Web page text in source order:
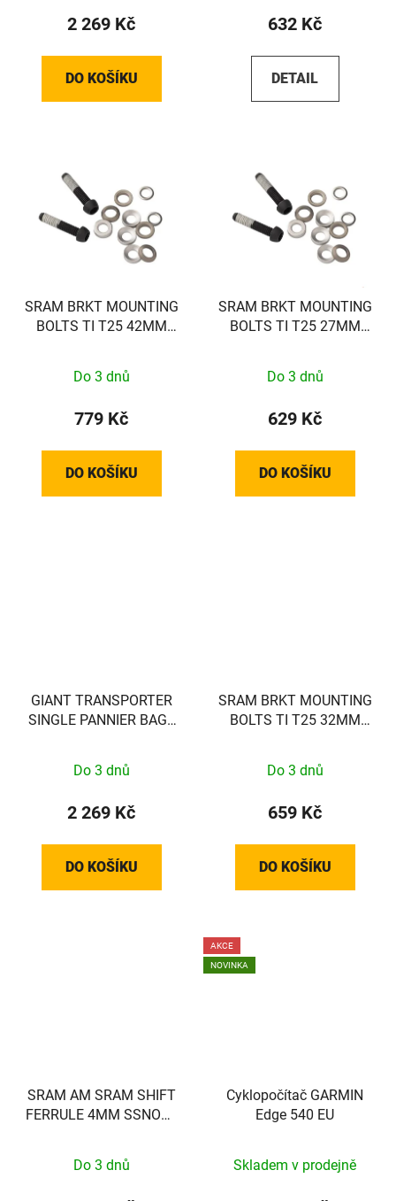
2 269 Kč
DO KOŠÍKU
632 Kč
DETAIL
SRAM BRKT MOUNTING
BOLTS TI T25 42MM
Do 3 dnů
779 Kč
DO KOŠÍKU
SRAM BRKT MOUNTING
BOLTS TI T25 27MM
Do 3 dnů
629 Kč
DO KOŠÍKU
GIANT TRANSPORTER
SINGLE PANNIER BAG -
Do 3 dnů
2 269 Kč
DO KOŠÍKU
SRAM BRKT MOUNTING
BOLTS TI T25 32MM
Do 3 dnů
659 Kč
DO KOŠÍKU
SRAM AM SRAM SHIFT
FERRULE 4MM SSNOSE
Do 3 dnů
AKCE
NOVINKA
Cyklopočítač GARMIN
Edge 540 EU
Skladem v prodejně